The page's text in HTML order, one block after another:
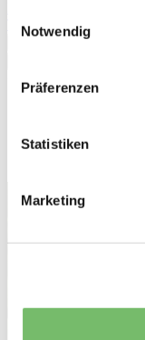
Informationen zu
Notwendig
Präferenzen
Statistiken
Marketing
Terra Preta
Mehr anzeigen >>
Zurück
Colomba